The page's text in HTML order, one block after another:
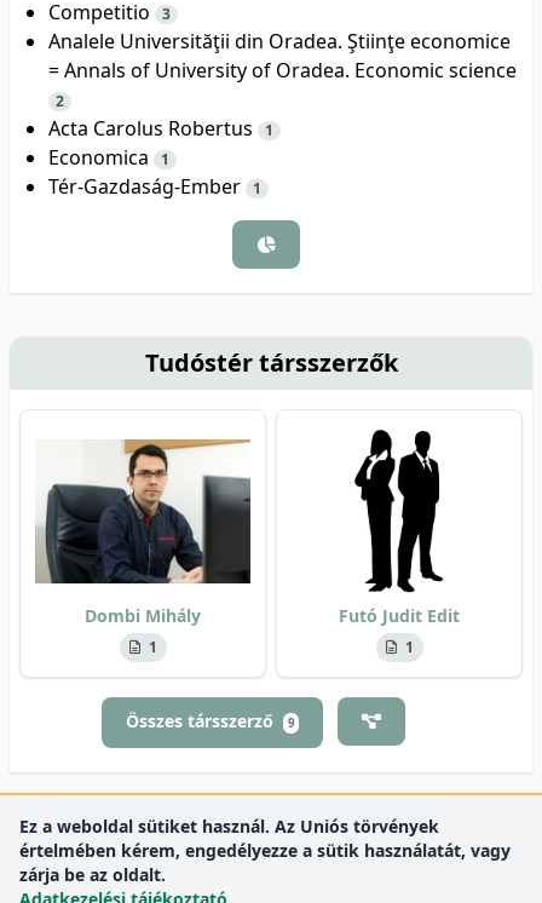
Competitio 3
Analele Universităţii din Oradea. Ştiinţe economice
= Annals of University of Oradea. Economic science
2
Acta Carolus Robertus 1
Economica 1
Tér-Gazdaság-Ember 1
Tudóstér társszerzők
Dombi Mihály
1
Futó Judit Edit
1
Összes társszerző 9
Ez a weboldal sütiket használ. Az Uniós törvények
értelmében kérem, engedélyezze a sütik használatát, vagy
zárja be az oldalt.